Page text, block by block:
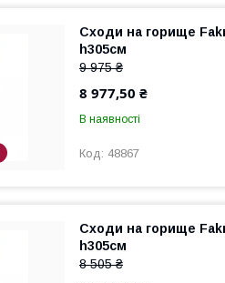
Сходи на горище
h305см
9 975 ₴
8 977,50 ₴
В наявності
48867
Сходи на горище
h305см
8 505 ₴